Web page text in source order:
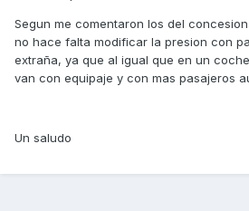
Segun me comentaron los del
no hace falta modificar la presion con
extraña, ya que al igual que en un
van con equipaje y con mas pasajeros
Un saludo